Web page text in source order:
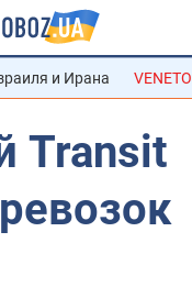
и Ирана VENETO
Transit